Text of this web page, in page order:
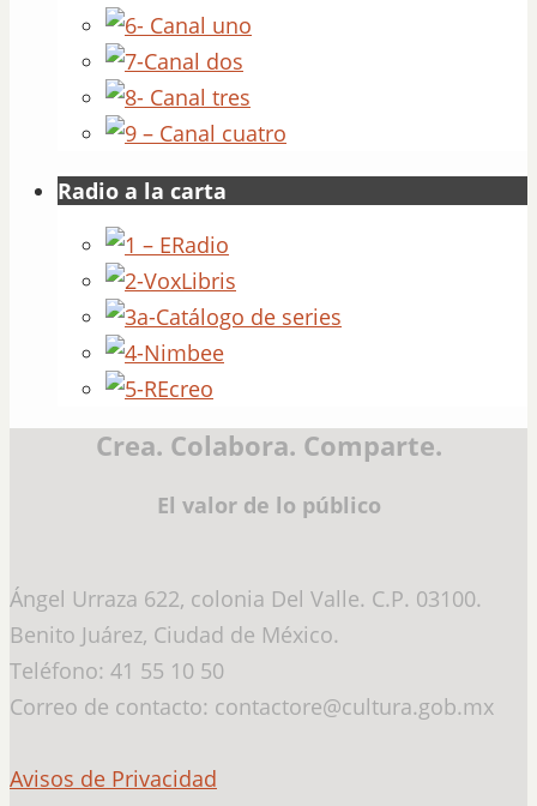
Radio a la carta
Crea. Colabora. Comparte.
El valor de lo público
Ángel Urraza 622, colonia Del Valle. C.P. 03100.
Benito Juárez, Ciudad de México.
Teléfono: 41 55 10 50
Correo de contacto: contactore@cultura.gob.mx
Avisos de Privacidad